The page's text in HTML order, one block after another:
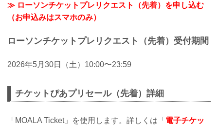
≫ ローソンチケットプレリクエスト（先着）を申し込む
（お申込みはスマホのみ）
ローソンチケットプレリクエスト（先着）受付期間
2026年5月30日（土）10:00〜23:59
チケットぴあプリセール（先着）詳細
「MOALA Ticket」を使用します。詳しくは「 電子チケッ